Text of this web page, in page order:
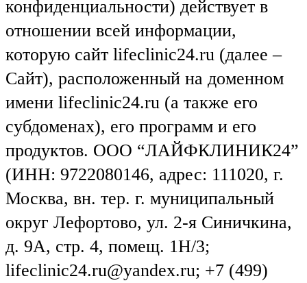
конфиденциальности) действует в
отношении всей информации,
которую сайт lifeclinic24.ru (далее –
Сайт), расположенный на доменном
имени lifeclinic24.ru (а также его
субдоменах), его программ и его
продуктов. ООО “ЛАЙФКЛИНИК24”
(ИНН: 9722080146, адрес: 111020, г.
Москва, вн. тер. г. муниципальный
округ Лефортово, ул. 2-я Синичкина,
д. 9А, стр. 4, помещ. 1Н/3;
lifeclinic24.ru@yandex.ru; +7 (499)